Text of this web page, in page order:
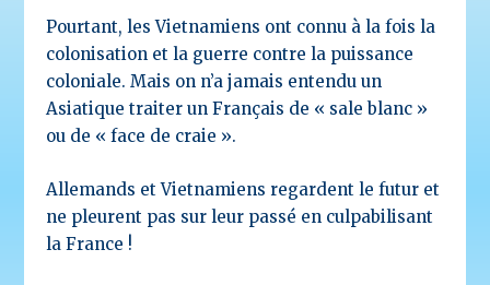
Pourtant, les Vietnamiens ont connu à la fois la
colonisation et la guerre contre la puissance
coloniale. Mais on n’a jamais entendu un
Asiatique traiter un Français de « sale blanc »
ou de « face de craie ».
Allemands et Vietnamiens regardent le futur et
ne pleurent pas sur leur passé en culpabilisant
la France !